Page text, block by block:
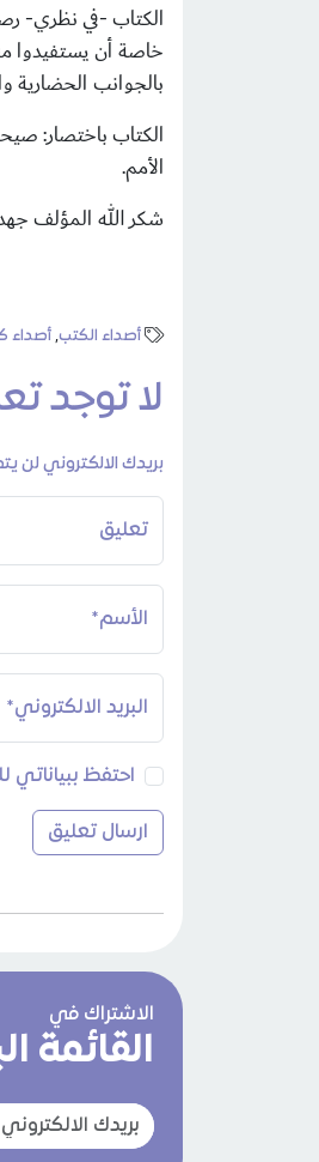
الكتاب -في نظري-
خاصة أن يستفيدوا
بالجوانب الحضارية
الكتاب باختصار:
الأمم.
شكر الله المؤلف
أصداء الكتب,أصداء
لا توجد
بريدك الالكتروني لن
تعليق
الأسم*
البريد الالكتروني*
احتفظ ببياناتي
الاشتراك في
القائمة